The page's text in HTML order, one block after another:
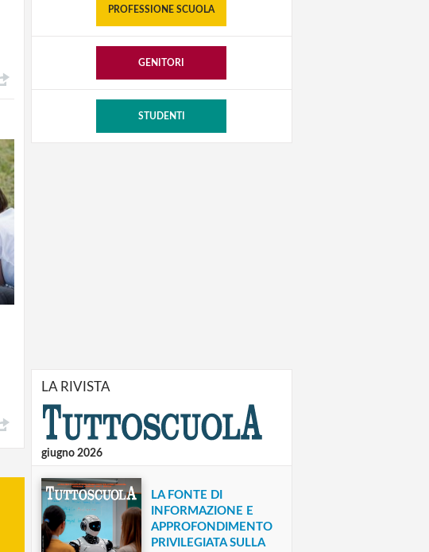
PROFESSIONE SCUOLA
GENITORI
STUDENTI
LA RIVISTA
giugno 2026
LA FONTE DI
INFORMAZIONE E
APPROFONDIMENTO
PRIVILEGIATA SULLA